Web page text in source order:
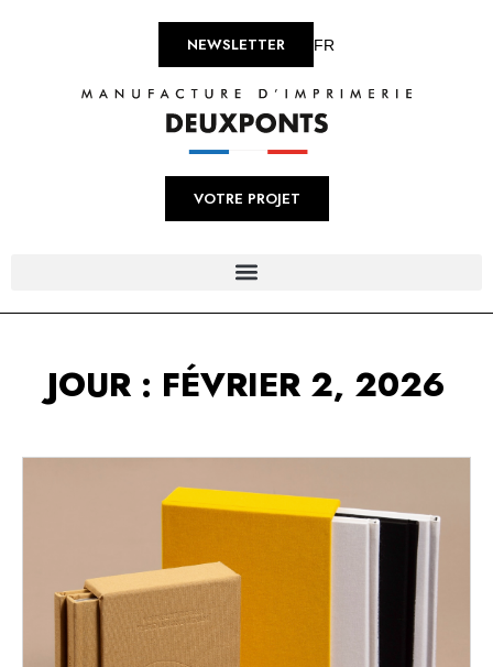
NEWSLETTER FR
VOTRE PROJET
JOUR : FÉVRIER 2, 2026